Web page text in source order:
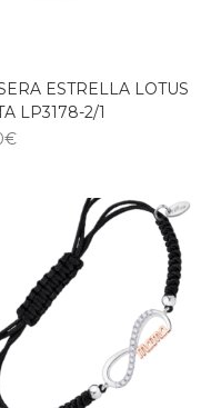
ESTRELLA LOTUS
LP3178-2/1
€